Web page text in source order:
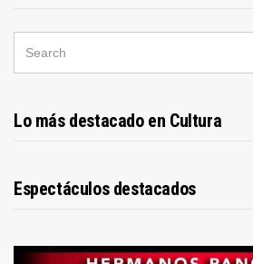
Lo más destacado en Cultura
Espectáculos destacados